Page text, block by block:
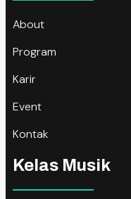
About
Program
Karir
Event
Kontak
Kelas Musik